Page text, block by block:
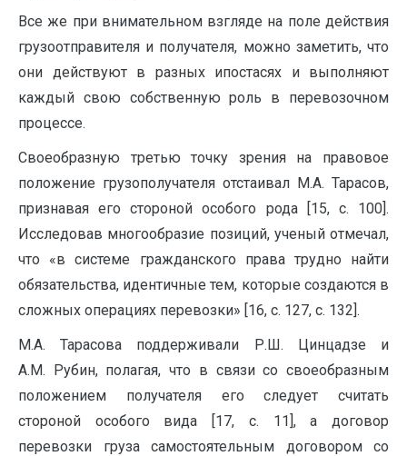
Все же при внимательном взгляде на поле действия
грузоотправителя и получателя, можно заметить, что
они действуют в разных ипостасях и выполняют
каждый свою собственную роль в перевозочном
процессе.
Своеобразную третью точку зрения на правовое
положение грузополучателя отстаивал М.А. Тарасов,
признавая его стороной особого рода [15, с. 100].
Исследовав многообразие позиций, ученый отмечал,
что «в системе гражданского права трудно найти
обязательства, идентичные тем, которые создаются в
сложных операциях перевозки» [16, с. 127, с. 132].
М.А. Тарасова поддерживали Р.Ш. Цинцадзе и
А.М. Рубин, полагая, что в связи со своеобразным
положением получателя его следует считать
стороной особого вида [17, с. 11], а договор
перевозки груза самостоятельным договором со